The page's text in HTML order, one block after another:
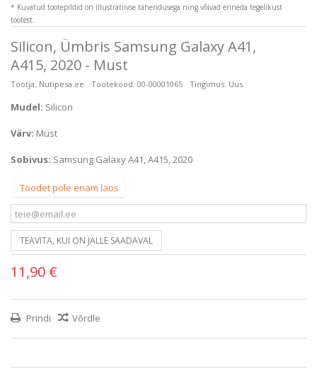
* Kuvatud tootepildid on illustratiivse tähendusega ning võivad erineda tegelikust
tootest.
Silicon, Ümbris Samsung Galaxy A41,
A415, 2020 - Must
Tootja: Nutipesa.ee Tootekood: 00-00001065 Tingimus: Uus
Mudel: Silicon
Värv: Must
Sobivus: Samsung Galaxy A41, A415, 2020
Toodet pole enam laos
TEAVITA, KUI ON JÄLLE SAADAVAL
11,90 €
Prindi Võrdle